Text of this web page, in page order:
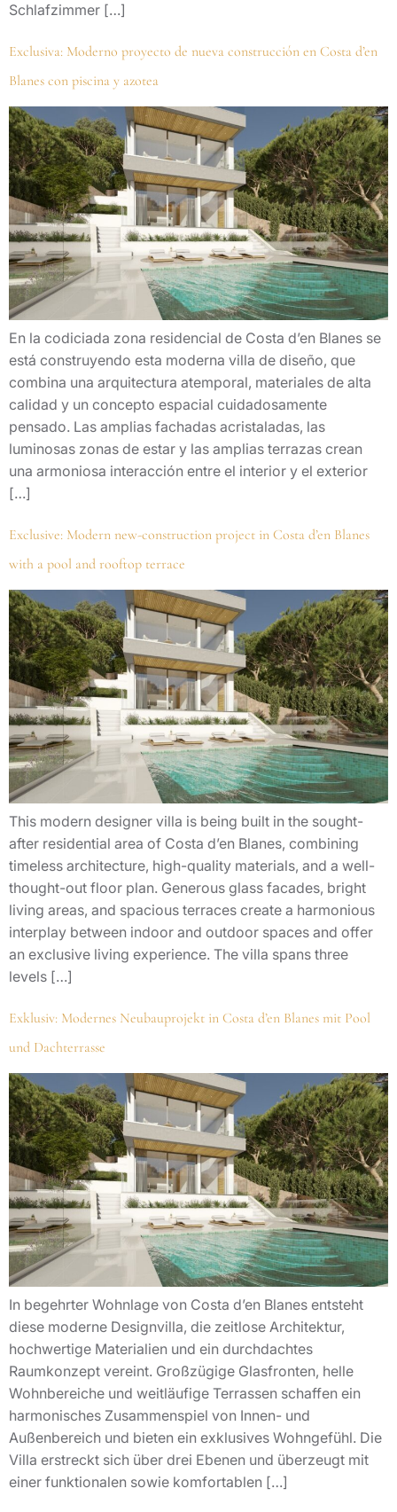
Schlafzimmer […]
Exclusiva: Moderno proyecto de nueva construcción en Costa d’en
Blanes con piscina y azotea
En la codiciada zona residencial de Costa d’en Blanes se
está construyendo esta moderna villa de diseño, que
combina una arquitectura atemporal, materiales de alta
calidad y un concepto espacial cuidadosamente
pensado. Las amplias fachadas acristaladas, las
luminosas zonas de estar y las amplias terrazas crean
una armoniosa interacción entre el interior y el exterior
[…]
Exclusive: Modern new-construction project in Costa d’en Blanes
with a pool and rooftop terrace
This modern designer villa is being built in the sought-
after residential area of Costa d’en Blanes, combining
timeless architecture, high-quality materials, and a well-
thought-out floor plan. Generous glass facades, bright
living areas, and spacious terraces create a harmonious
interplay between indoor and outdoor spaces and offer
an exclusive living experience. The villa spans three
levels […]
Exklusiv: Modernes Neubauprojekt in Costa d’en Blanes mit Pool
und Dachterrasse
In begehrter Wohnlage von Costa d’en Blanes entsteht
diese moderne Designvilla, die zeitlose Architektur,
hochwertige Materialien und ein durchdachtes
Raumkonzept vereint. Großzügige Glasfronten, helle
Wohnbereiche und weitläufige Terrassen schaffen ein
harmonisches Zusammenspiel von Innen- und
Außenbereich und bieten ein exklusives Wohngefühl. Die
Villa erstreckt sich über drei Ebenen und überzeugt mit
einer funktionalen sowie komfortablen […]